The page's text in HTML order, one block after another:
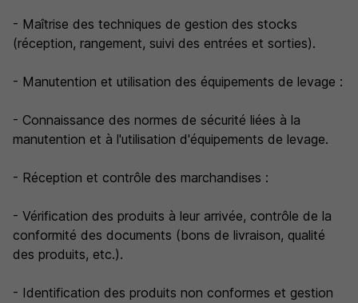
- Maîtrise des techniques de gestion des stocks
(réception, rangement, suivi des entrées et sorties).
- Manutention et utilisation des équipements de levage :
- Connaissance des normes de sécurité liées à la
manutention et à l'utilisation d'équipements de levage.
- Réception et contrôle des marchandises :
- Vérification des produits à leur arrivée, contrôle de la
conformité des documents (bons de livraison, qualité
des produits, etc.).
- Identification des produits non conformes et gestion